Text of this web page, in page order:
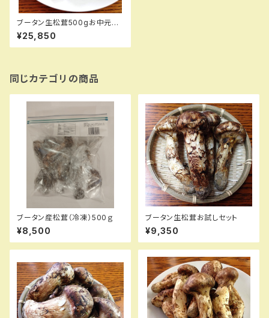
ブータン生松茸500gお中元セ
ット
¥25,850
同じカテゴリの商品
ブータン産松茸（冷凍）500ｇ
¥8,500
ブータン生松茸お試しセット
¥9,350